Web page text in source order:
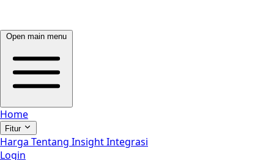
Open main menu
Home
Fitur
Harga Tentang InsightIntegrasi
Login